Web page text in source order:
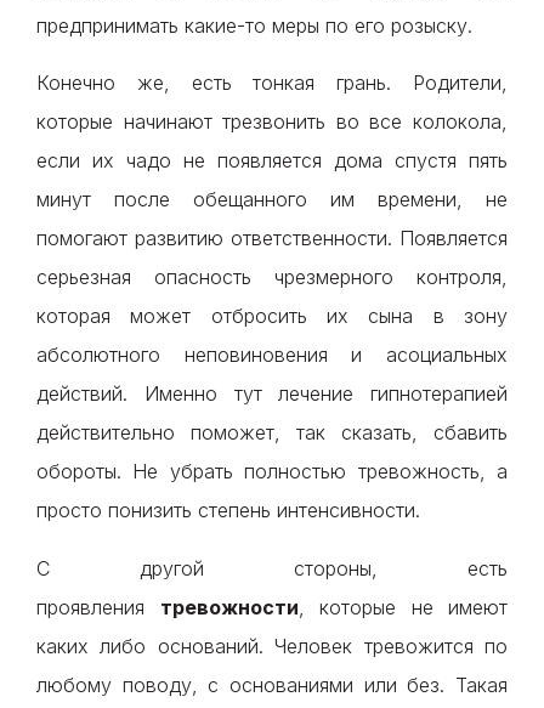
предпринимать какие-то меры по его розыску.
Конечно же, есть тонкая грань. Родители,
которые начинают трезвонить во все колокола,
если их чадо не появляется дома спустя пять
минут после обещанного им времени, не
помогают развитию ответственности. Появляется
серьезная опасность чрезмерного контроля,
которая может отбросить их сына в зону
абсолютного неповиновения и асоциальных
действий. Именно тут лечение гипнотерапией
действительно поможет, так сказать, сбавить
обороты. Не убрать полностью тревожность, а
просто понизить степень интенсивности.
С другой стороны, есть
проявления тревожности , которые не имеют
каких либо оснований. Человек тревожится по
любому поводу, с основаниями или без. Такая